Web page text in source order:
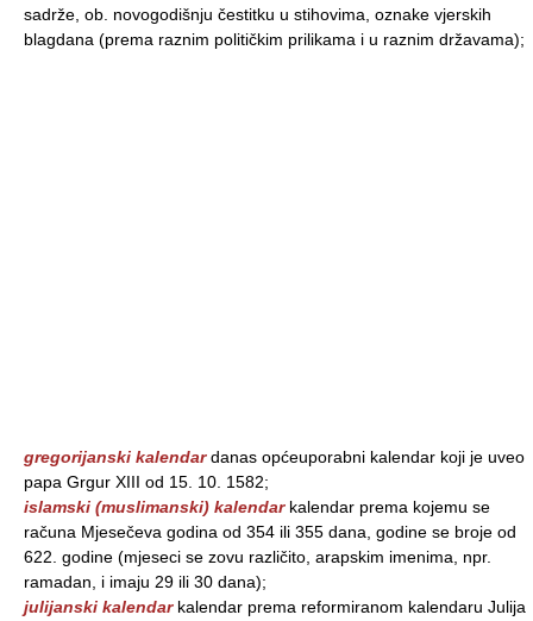
sadrže, ob. novogodišnju čestitku u stihovima, oznake vjerskih
blagdana (prema raznim političkim prilikama i u raznim državama);
gregorijanski kalendardanas općeuporabni kalendar koji je uveo
papa Grgur XIII od 15. 10. 1582;
islamski (muslimanski) kalendarkalendar prema kojemu se
računa Mjesečeva godina od 354 ili 355 dana, godine se broje od
622. godine (mjeseci se zovu različito, arapskim imenima, npr.
ramadan, i imaju 29 ili 30 dana);
julijanski kalendarkalendar prema reformiranom kalendaru Julija